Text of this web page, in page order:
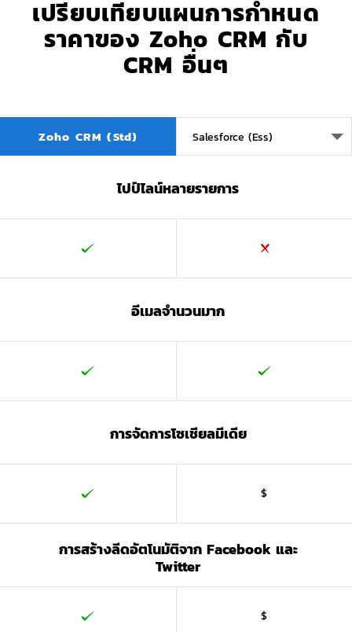
เปรียบเทียบแผนการกำหนด
ราคาของ Zoho CRM กับ
CRM อื่นๆ
Zoho CRM (Std)
ไปป์ไลน์หลายรายการ
อีเมลจำนวนมาก
การจัดการโซเชียลมีเดีย
การสร้างลีดอัตโนมัติจาก Facebook และ
Twitter
$
$